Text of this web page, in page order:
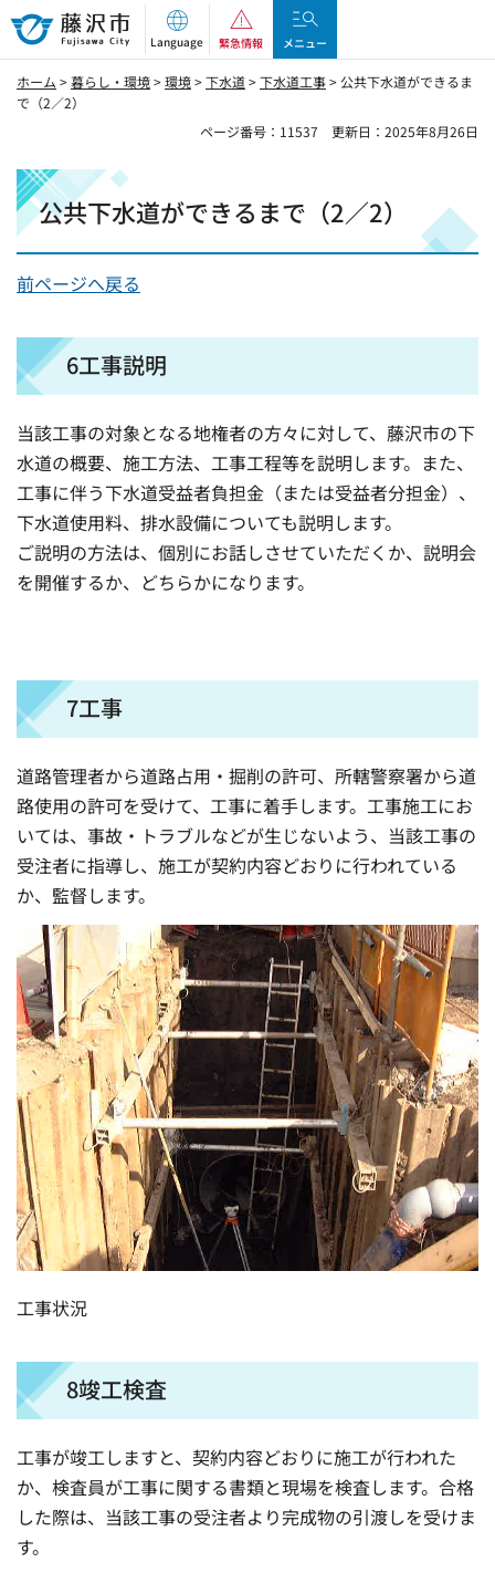
藤沢市
Language 緊急情報 メニュー
ホーム >暮らし・環境>環境>下水道>下水道工事> 公共下水道ができるま
で（2／2）
ページ番号：11537
更新日：2025年8月26日
公共下水道ができるまで（2／2）
前ページへ戻る
6工事説明
当該工事の対象となる地権者の方々に対して、藤沢市の下
水道の概要、施工方法、工事工程等を説明します。また、
工事に伴う下水道受益者負担金（または受益者分担金）、
下水道使用料、排水設備についても説明します。
ご説明の方法は、個別にお話しさせていただくか、説明会
を開催するか、どちらかになります。
7工事
道路管理者から道路占用・掘削の許可、所轄警察署から道
路使用の許可を受けて、工事に着手します。工事施工にお
いては、事故・トラブルなどが生じないよう、当該工事の
受注者に指導し、施工が契約内容どおりに行われている
か、監督します。
工事状況
8竣工検査
工事が竣工しますと、契約内容どおりに施工が行われた
か、検査員が工事に関する書類と現場を検査します。合格
した際は、当該工事の受注者より完成物の引渡しを受けま
す。